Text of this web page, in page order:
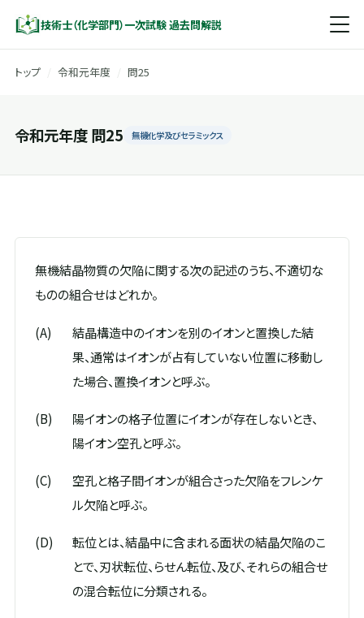
技術士（化学部門）一次試験 過去問解説
トップ 令和元年度 問25
令和元年度 問25 無機化学及びセラミックス
無機結晶物質の欠陥に関する次の記述のうち、不適切な
ものの組合せはどれか。
(A)
結晶構造中のイオンを別のイオンと置換した結
果、通常はイオンが占有していない位置に移動し
た場合、置換イオンと呼ぶ。
(B)
陽イオンの格子位置にイオンが存在しないとき、
陽イオン空孔と呼ぶ。
(C)
空孔と格子間イオンが組合さった欠陥をフレンケ
ル欠陥と呼ぶ。
(D)
転位とは、結晶中に含まれる面状の結晶欠陥のこ
とで、刃状転位、らせん転位、及び、それらの組合せ
の混合転位に分類される。